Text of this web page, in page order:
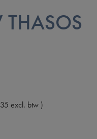
35 excl. btw )